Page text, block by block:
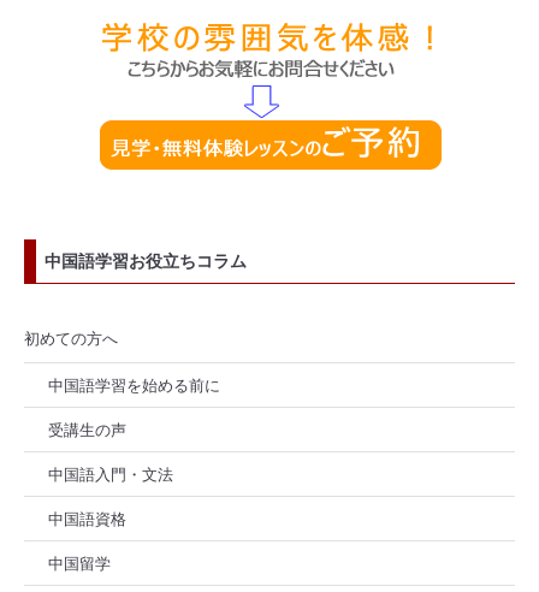
中国語学習お役立ちコラム
初めての方へ
中国語学習を始める前に
受講生の声
中国語入門・文法
中国語資格
中国留学